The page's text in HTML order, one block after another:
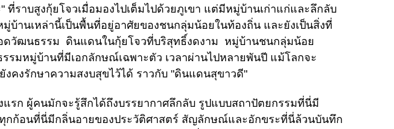
าบสูงกุ้ยโจวเมื่อมองไปเต็มไปด้วยภูเขา แต่มีหมู่บ้านเก่าแก่และลึกลับ
บ้านเหล่านี้เป็นพื้นที่อยู่อาศัยของชนกลุ่มน้อยในท้องถิ่น และยังเป็นสิ่งที่
ดวัฒนธรรม ดินแดนในกุ้ยโจวที่บริสุทธิ์งดงาม หมู่บ้านชนกลุ่มน้อย
รมหมู่บ้านที่มีเอกลักษณ์เฉพาะตัว เวลาผ่านไปหลายพันปี แม้โลกจะ
คงรักษาความสงบสุขไว้ได้ ราวกับ "ดินแดนสุขาวดี"
ก ผู้คนมักจะรู้สึกได้ถึงบรรยากาศลึกลับ รูปแบบสถาปัตยกรรมที่นี่มี
ทุกก้อนที่นี่มีกลิ่นอายของประวัติศาสตร์ สัญลักษณ์และอักขระที่นี่ล้วนบันทึก